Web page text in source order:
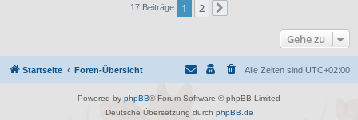
17 Beiträge 1 2
Gehe zu
Startseite Foren-Übersicht Alle Zeiten sind UTC+02:00
Powered by phpBB® Forum Software © phpBB Limited
Deutsche Übersetzung durch phpBB.de